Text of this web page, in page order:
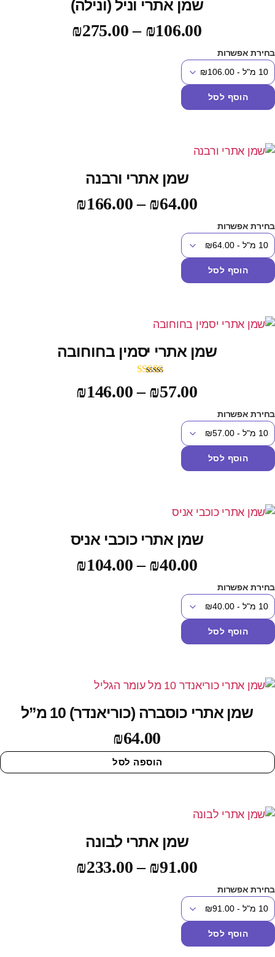
שמן אתרי וניל (ונילה)
₪106.00
–
₪275.00
אפשרות
הוסף לסל
שמן אתרי ורבנה
₪64.00
–
₪166.00
אפשרות
הוסף לסל
שמן אתרי יסמין בחוחובה
מתוך 5
₪57.00
–
₪146.00
אפשרות
הוסף לסל
שמן אתרי כוכבי אניס
₪40.00
–
₪104.00
אפשרות
הוסף לסל
שמן אתרי כוסברה (כוריאנדר) 10 מ”ל
₪64.00
הוספה לסל
שמן אתרי לבונה
₪91.00
–
₪233.00
אפשרות
הוסף לסל